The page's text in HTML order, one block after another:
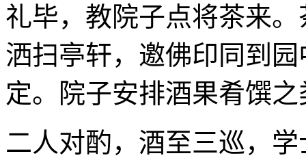
礼毕，教院子点将茶来
洒扫亭轩，邀佛印同到
定。院子安排酒果肴馔
二人对酌，酒至三巡，